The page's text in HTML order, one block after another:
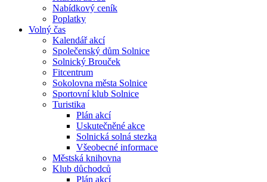
Nabídkový ceník
Poplatky
Volný čas
Kalendář akcí
Společenský dům Solnice
Solnický Brouček
Fitcentrum
Sokolovna města Solnice
Sportovní klub Solnice
Turistika
Plán akcí
Uskutečněné akce
Solnická solná stezka
Všeobecné informace
Městská knihovna
Klub důchodců
Plán akcí